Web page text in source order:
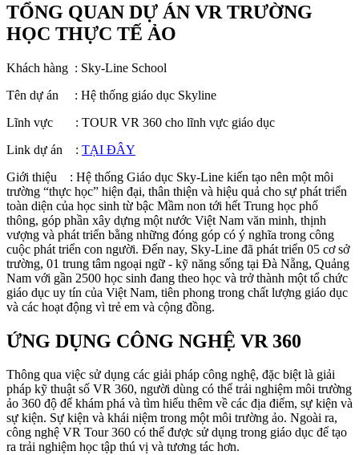
TỔNG QUAN DỰ ÁN VR TRƯỜNG
HỌC THỰC TẾ ẢO
Khách hàng : Sky-Line School
Tên dự án : Hệ thống giáo dục Skyline
Lĩnh vực : TOUR VR 360 cho lĩnh vực giáo dục
Link dự án : TẠI ĐÂY
Giới thiệu : Hệ thống Giáo dục Sky-Line kiến tạo nên một môi
trường “thực học” hiện đại, thân thiện và hiệu quả cho sự phát triển
toàn diện của học sinh từ bậc Mầm non tới hết Trung học phổ
thông, góp phần xây dựng một nước Việt Nam văn minh, thịnh
vượng và phát triển bằng những đóng góp có ý nghĩa trong công
cuộc phát triển con người. Đến nay, Sky-Line đã phát triển 05 cơ sở
trường, 01 trung tâm ngoại ngữ - kỹ năng sống tại Đà Nẵng, Quảng
Nam với gần 2500 học sinh đang theo học và trở thành một tổ chức
giáo dục uy tín của Việt Nam, tiên phong trong chất lượng giáo dục
và các hoạt động vì trẻ em và cộng đồng.
ỨNG DỤNG CÔNG NGHỆ VR 360
Thông qua việc sử dụng các giải pháp công nghệ, đặc biệt là giải
pháp kỹ thuật số VR 360, người dùng có thể trải nghiệm môi trường
ảo 360 độ để khám phá và tìm hiểu thêm về các địa điểm, sự kiện và
sự kiện. Sự kiện và khái niệm trong một môi trường ảo. Ngoài ra,
công nghệ VR Tour 360 có thể được sử dụng trong giáo dục để tạo
ra trải nghiệm học tập thú vị và tương tác hơn.